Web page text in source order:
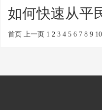
如何快速从平
首页 上一页 1 2 3 4 5 6 7 8 9 10